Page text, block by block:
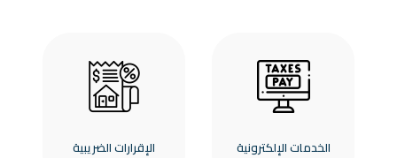
الخدمات الإلكترونية الإقرارات الضريبية